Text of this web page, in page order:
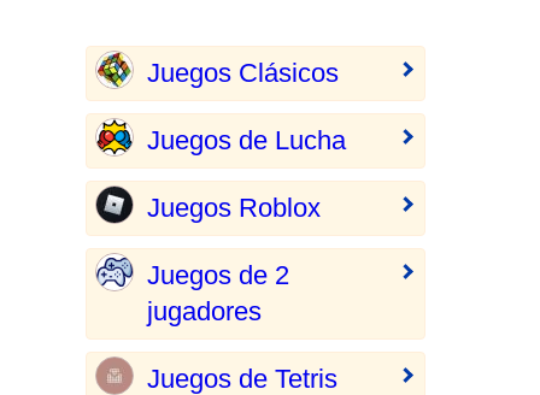
Juegos Clásicos
Juegos de Lucha
Juegos Roblox
Juegos de 2
jugadores
Juegos de Tetris